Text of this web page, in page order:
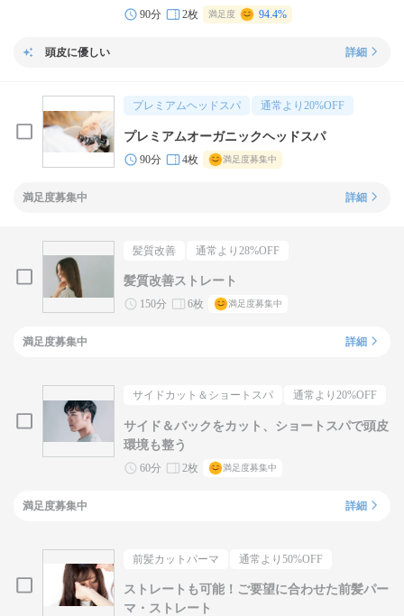
90分 2枚 満足度 94.4%
頭皮に優しい 詳細
プレミアムヘッドスパ 通常より 20%OFF
プレミアムオーガニックヘッドスパ
90分 4枚 満足度募集中
満足度募集中 詳細
髪質改善 通常より 28%OFF
髪質改善ストレート
150分 6枚 満足度募集中
満足度募集中 詳細
サイドカット＆ショートスパ 通常より 20%OFF
サイド＆バックをカット、ショートスパで頭皮
環境も整う
60分 2枚 満足度募集中
満足度募集中 詳細
前髪カットパーマ 通常より 50%OFF
ストレートも可能！ご要望に合わせた前髪パー
マ・ストレート